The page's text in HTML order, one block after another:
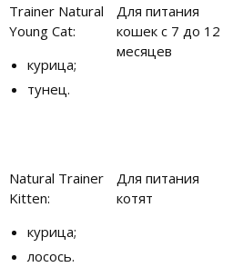
Trainer Natural
Young Cat:
курица;
тунец.
Для питания
кошек с 7 до 12
месяцев
Natural Trainer
Kitten:
курица;
лосось.
Для питания
котят